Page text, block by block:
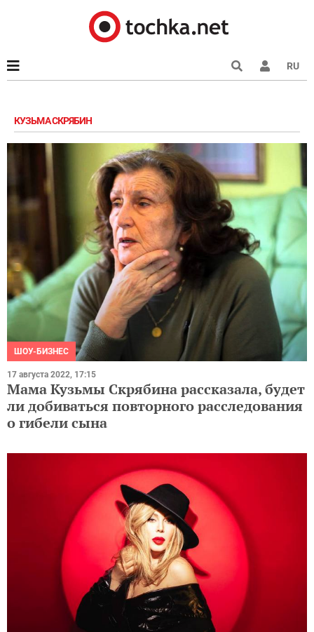
RU
КУЗЬМА СКРЯБИН
ШОУ-БИЗНЕС
17 августа 2022, 17:15
Мама Кузьмы Скрябина рассказала, будет
ли добиваться повторного расследования
о гибели сына